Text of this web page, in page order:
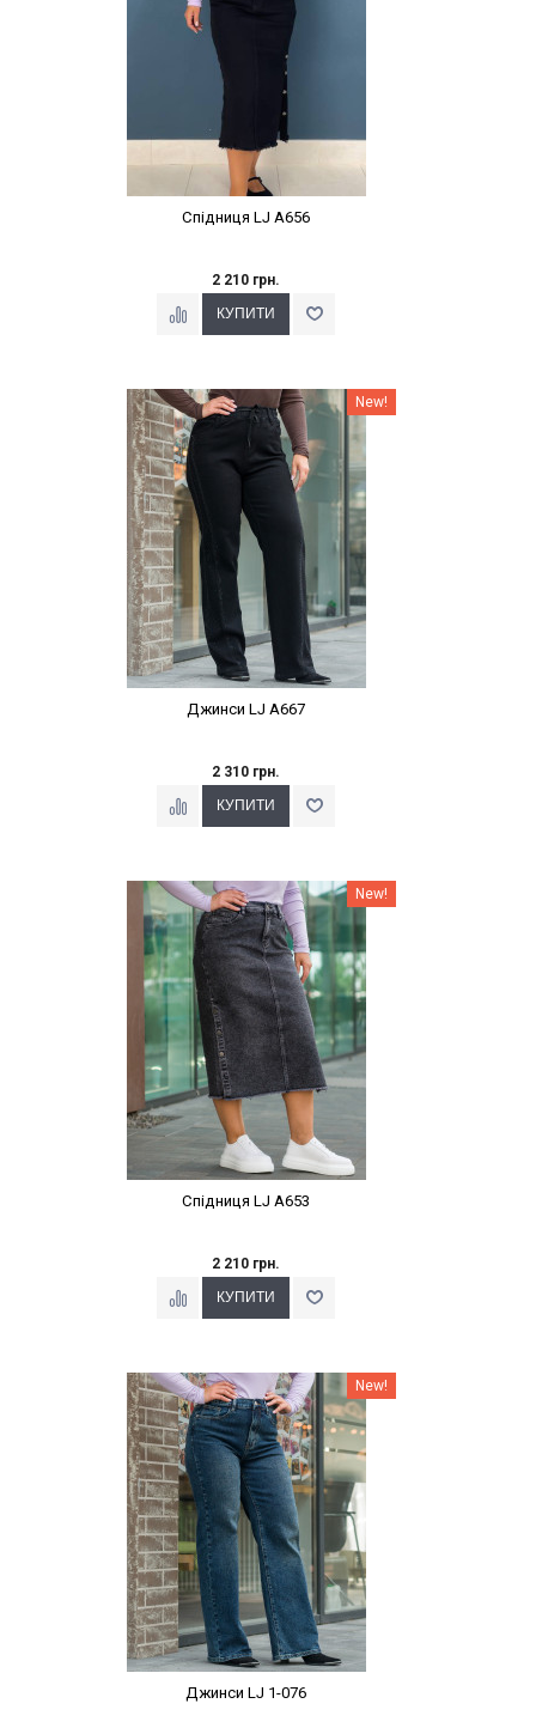
Спідниця LJ A656
2 210 грн.
Наклейки Варіант з % New!
Джинси LJ A667
2 310 грн.
Наклейки Варіант з % New!
Спідниця LJ A653
2 210 грн.
Наклейки Варіант з % New!
Джинси LJ 1-076